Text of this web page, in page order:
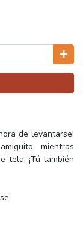
de levantarse!
mientras
tela. ¡Tú también